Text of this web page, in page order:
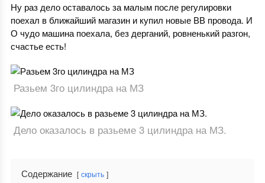
Ну раз дело оставалось за малым после регулировки
поехал в ближайший магазин и купил новые ВВ провода. И
О чудо машина поехала, без дерганий, ровненький разгон,
счастье есть!
Разьем 3го цилиндра на МЗ
Дело оказалось в разьеме 3 цилиндра на МЗ.
Содержание скрыть